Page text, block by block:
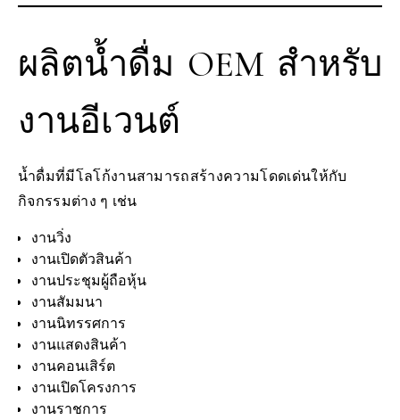
ผลิตน้ำดื่ม OEM สำหรับ
งานอีเวนต์
น้ำดื่มที่มีโลโก้งานสามารถสร้างความโดดเด่นให้กับ
กิจกรรมต่าง ๆ เช่น
งานวิ่ง
งานเปิดตัวสินค้า
งานประชุมผู้ถือหุ้น
งานสัมมนา
งานนิทรรศการ
งานแสดงสินค้า
งานคอนเสิร์ต
งานเปิดโครงการ
งานราชการ